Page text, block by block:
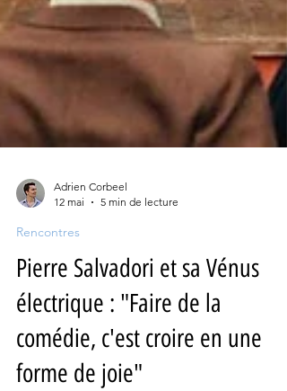
Adrien Corbeel
12 mai
5 min de lecture
Rencontres
Pierre Salvadori et sa Vénus
électrique : "Faire de la